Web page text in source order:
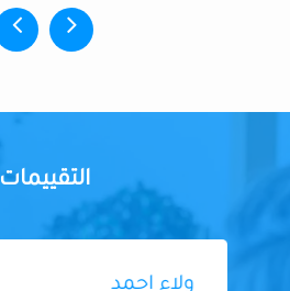
التقييمات
ولاء احمد